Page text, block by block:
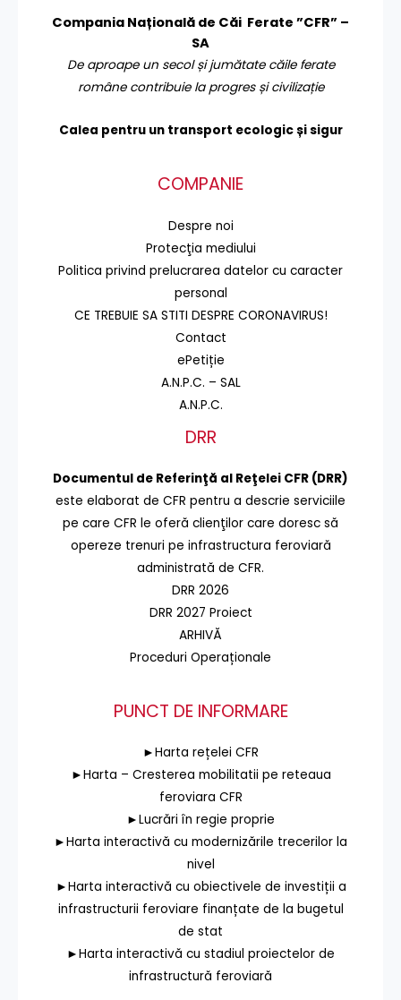
Compania Națională de Căi Ferate ”CFR” –
SA
De aproape un secol și jumătate căile ferate
române contribuie la progres și civilizație
Calea pentru un transport ecologic și sigur
COMPANIE
Despre noi
Protecţia mediului
Politica privind prelucrarea datelor cu caracter
personal
CE TREBUIE SA STITI DESPRE CORONAVIRUS!
Contact
ePetiție
A.N.P.C. – SAL
A.N.P.C.
DRR
Documentul de Referinţă al Reţelei CFR (DRR)
este elaborat de CFR pentru a descrie serviciile
pe care CFR le oferă clienţilor care doresc să
opereze trenuri pe infrastructura feroviară
administrată de CFR.
DRR 2026
DRR 2027 Proiect
ARHIVĂ
Proceduri Operaționale
PUNCT DE INFORMARE
►Harta rețelei CFR
►Harta – Cresterea mobilitatii pe reteaua
feroviara CFR
►Lucrări în regie proprie
►Harta interactivă cu modernizările trecerilor la
nivel
►Harta interactivă cu obiectivele de investiții a
infrastructurii feroviare finanțate de la bugetul
de stat
►Harta interactivă cu stadiul proiectelor de
infrastructură feroviară